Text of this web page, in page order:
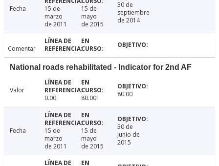
Fecha
15 de
marzo
de 2011
15 de
mayo
de 2015
30 de
septiembre
de 2014
Comentar
National roads rehabilitated - Indicator for 2nd AF
Valor
0.00
80.00 80.00
Fecha
15 de
marzo
de 2011
15 de
mayo
de 2015
30 de
junio de
2015